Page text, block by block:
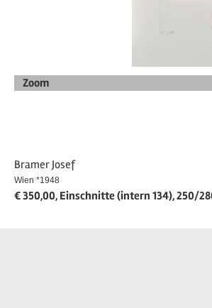
Zoom
Bramer Josef
Wien *1948
€ 350,00, Einschnitte (intern 134), 250/